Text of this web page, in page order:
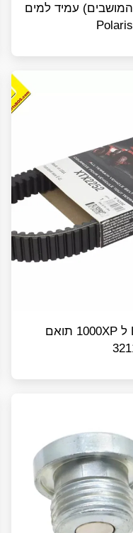
המושבים) עמיד למים
רצועת וריאטור Dayco ל 1000XP תואם